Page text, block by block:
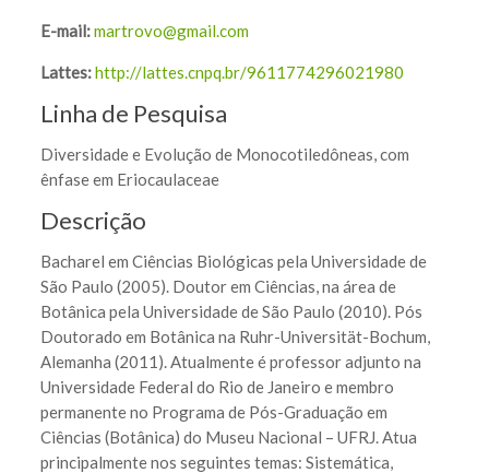
E-mail:martrovo@gmail.com
Lattes:http://lattes.cnpq.br/9611774296021980
Linha de Pesquisa
Diversidade e Evolução de Monocotiledôneas, com
ênfase em Eriocaulaceae
Descrição
Bacharel em Ciências Biológicas pela Universidade de
São Paulo (2005). Doutor em Ciências, na área de
Botânica pela Universidade de São Paulo (2010). Pós
Doutorado em Botânica na Ruhr-Universität-Bochum,
Alemanha (2011). Atualmente é professor adjunto na
Universidade Federal do Rio de Janeiro e membro
permanente no Programa de Pós-Graduação em
Ciências (Botânica) do Museu Nacional – UFRJ. Atua
principalmente nos seguintes temas: Sistemática,